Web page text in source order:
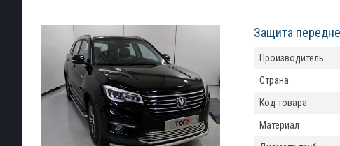
Защита
Производитель
Страна
Код товара
Материал